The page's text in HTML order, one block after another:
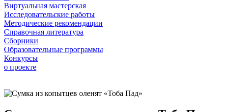
Виртуальная мастерская
Исследовательские работы
Методические рекомендации
Справочная литература
Сборники
Образовательные программы
Конкурсы
о проекте